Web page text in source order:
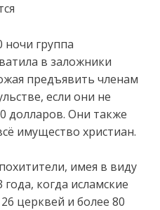
ночи группа
в заложники
предъявить членам
если они не
долларов. Они также
имущество христиан.
имея в виду
года, когда исламские
церквей и более 80